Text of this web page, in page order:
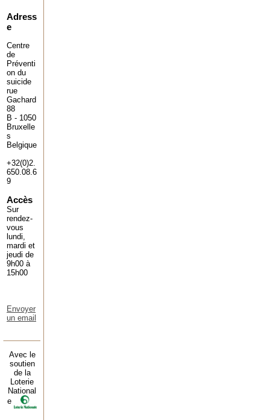
Adress
e
Centre
de
Préventi
on du
suicide
rue
Gachard
88
B - 1050
Bruxelle
s
Belgique
+32(0)2.
650.08.6
9
Accès
Sur
rendez-
vous
lundi,
mardi et
jeudi de
9h00 à
15h00
Envoyer
un email
Avec le
soutien
de la
Loterie
National
e